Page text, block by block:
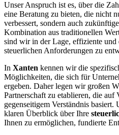
Unser Anspruch ist es, über die
eine Beratung zu bieten, die nicht
verbessert, sondern auch
Kombination aus traditionellen
sind wir in der Lage, effiziente
steuerlichen Anforderungen zu
In Xanten kennen wir die
Möglichkeiten, die sich für
ergeben. Daher legen wir großen
Partnerschaft zu etablieren, die auf
gegenseitigem Verständnis
klaren Überblick über Ihre
Ihnen zu ermöglichen, fundierte